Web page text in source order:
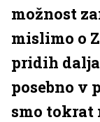
možnost
mislimo o
pridih
posebno v
smo